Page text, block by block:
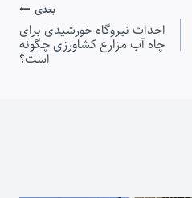
بعدی
احداث نیروگاه خورشیدی برای
چاه آب مزارع کشاورزی چگونه
است؟